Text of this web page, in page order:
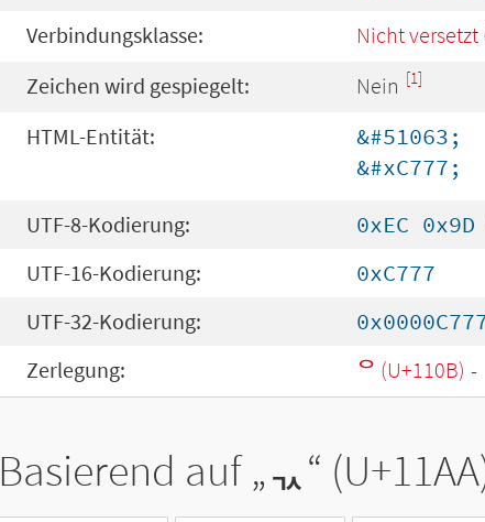
Verbindungsklasse: Nicht versetzt
Zeichen wird gespiegelt: Nein [1]
HTML-Entität:
&#51063;
&#xC777;
UTF-8-Kodierung:
0xEC 0x9D
UTF-16-Kodierung:
0xC777
UTF-32-Kodierung:
Zerlegung:
ᄋ (U+110B) -
Basierend auf „ᆪ“